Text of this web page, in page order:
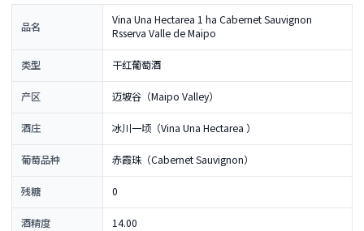
品名
Vina Una Hectarea 1 ha Cabernet Sauvignon
Rsserva Valle de Maipo
类型 干红葡萄酒
产区 迈坡谷（Maipo Valley）
酒庄 冰川一顷（Vina Una Hectarea ）
葡萄品种 赤霞珠（Cabernet Sauvignon）
残糖 0
酒精度 14.00